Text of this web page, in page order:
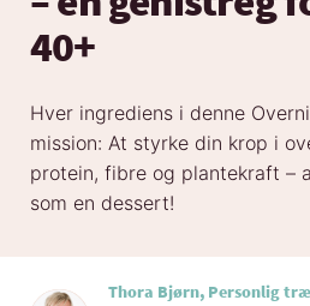
40+
Hver ingrediens i denne
mission: At styrke din krop i
protein, fibre og plantekraft –
som en dessert!
Thora Bjørn, Personlig